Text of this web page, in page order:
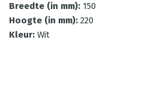
Breedte (in mm): 150
Hoogte (in mm): 220
Kleur: Wit